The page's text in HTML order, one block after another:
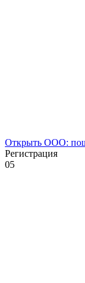
Открыть ООО:
Регистрация
05